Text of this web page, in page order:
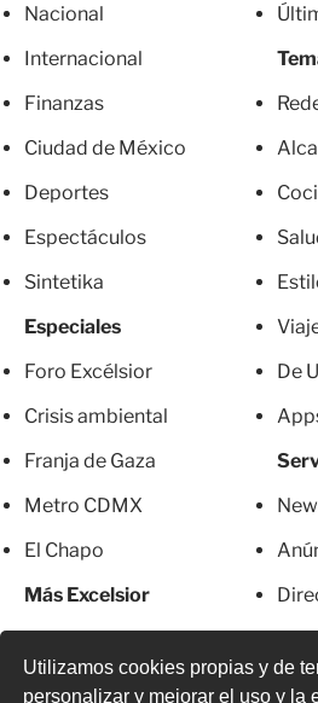
Utilizamos cookies propias y de
personalizar y mejorar el uso y la
Nacional
Internacional
Finanzas
Ciudad de México
Deportes
Espectáculos
Sintetika
Especiales
Foro Excélsior
Crisis ambiental
Franja de Gaza
Metro CDMX
El Chapo
Más Excelsior
De